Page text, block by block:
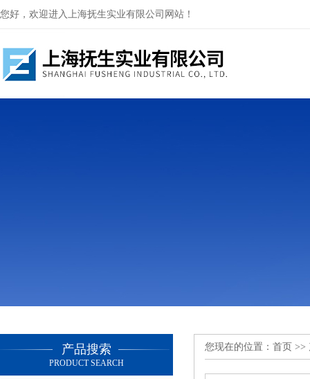
您好，欢迎进入上海抚生实业有限公司网站！
产品搜索
PRODUCT SEARCH
您现在的位置： 首页 >>